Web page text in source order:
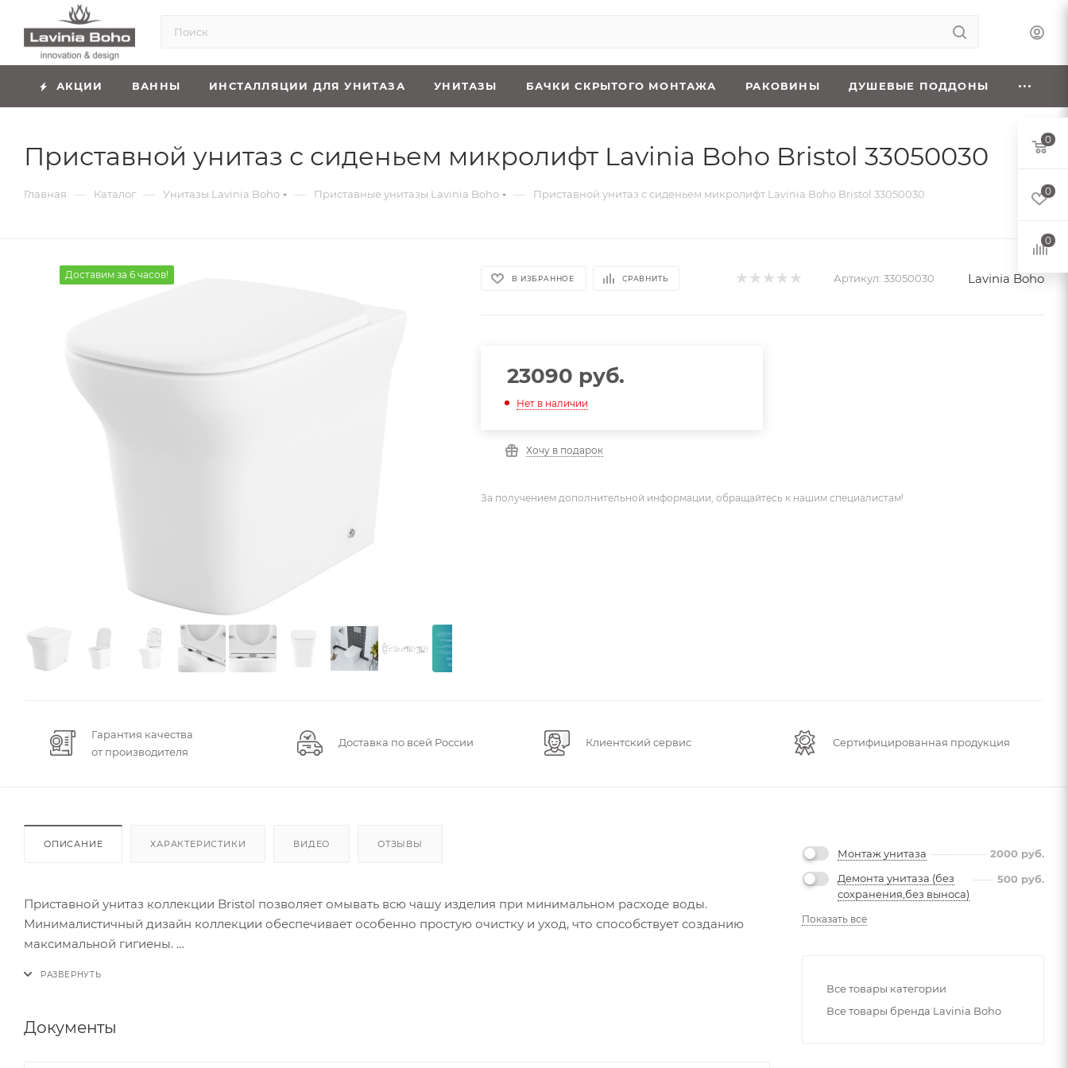
АКЦИИ ВАННЫ ИНСТАЛЛЯЦИИ ДЛЯ УНИТАЗА УНИТАЗЫ БАЧКИ СКРЫТОГО МОНТАЖА РАКОВИНЫ ДУШЕВЫЕ ПОДДОНЫ
Приставной унитаз с сиденьем микролифт Lavinia Boho Bristol 33050030
Главная — Каталог — Унитазы Lavinia Boho — Приставные унитазы Lavinia Boho — Приставной унитаз с сиденьем микролифт Lavinia Boho Bristol 33050030
Доставим за 6 часов! В ИЗБРАННОЕ СРАВНИТЬ Артикул: 33050030 Lavinia Boho
23090 руб.
Нет в наличии
Хочу в подарок
За получением дополнительной информации, обращайтесь к нашим специалистам!
Гарантия качества
от производителя
Доставка по всей России Клиентский сервис Сертифицированная продукция
ОПИСАНИЕ ХАРАКТЕРИСТИКИ ВИДЕО ОТЗЫВЫ
Приставной унитаз коллекции Bristol позволяет омывать всю чашу изделия при минимальном расходе воды.
Минималистичный дизайн коллекции обеспечивает особенно простую очистку и уход, что способствует созданию
максимальной гигиены.
Документы
Монтаж унитаза 2000 руб.
Демонта унитаза (без
сохранения,без выноса)
500 руб.
Показать все
Все товары категории
Все товары бренда Lavinia Boho
0
0
0